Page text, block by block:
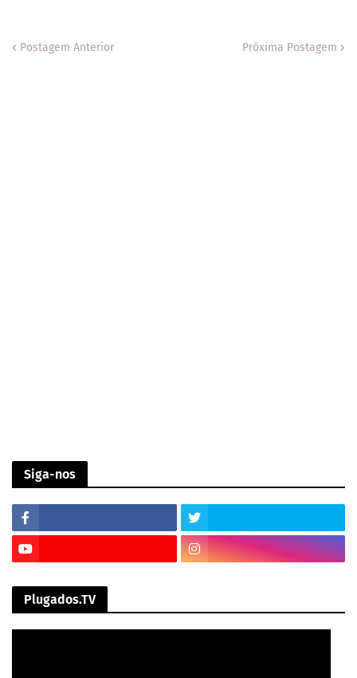
Postagem Anterior Próxima Postagem
Siga-nos
Plugados.TV